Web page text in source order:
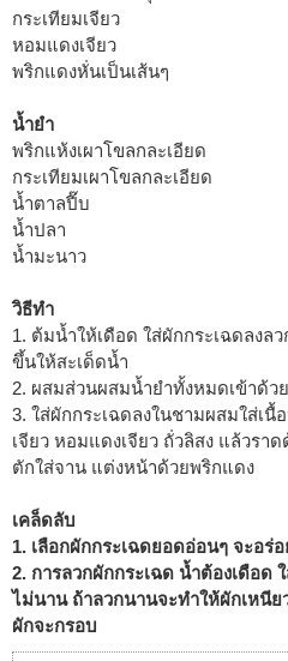
กระเทียมเจียว
หอมแดงเจียว
พริกแดงหั่นเป็นเส้น
น้ำยำ
พริกแห้งเผาโขลกละเอี
กระเทียมเผาโขลกละเ
น้ำตาลปี๊บ
น้ำปลา 45
น้ำมะนาว
วิธีทำ
1. ต้มน้ำให้เดือด ใส่ผักกระเฉดลง
ขึ้นให้สะเด็ดน้ำ
2. ผสมส่วนผสมน้ำยำทั้งหมดเข้าด้
3. ใส่ผักกระเฉดลงในชามผสมใส่เนื้
เจียว หอมแดงเจียว ถั่วลิสง แล้วรา
ตักใส่จาน แต่งหน้าด้วยพริกแดง
เคล็ดลับ
1. เลือกผักกระเฉดยอดอ่อนๆ จะอร่
2. การลวกผักกระเฉด น้ำต้องเดือด
ไม่นาน ถ้าลวกนานจะทำให้ผักเหนี
ผักจะกรอบ